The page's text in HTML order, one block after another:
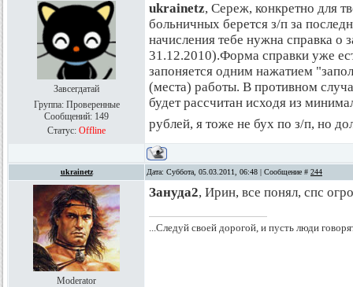
Завсегдатай
Группа: Проверенные
Сообщений: 149
Статус: Offline
ukrainetz, Сереж, конкретно для
больничных берется з/п за
начисления тебе нужна справка о
31.12.2010).Форма справки уже
запоняется одним нажатием
(места) работы. В противном
будет рассчитан исходя из
рублей, я тоже не бух по з/п, но
ukrainetz Дата: Суббота, 05.03.2011, 06:48 | Сообщение # 244
Moderator
Зануда2, Ирин, все понял, спс
...Следуй своей дорогой, и пусть люди